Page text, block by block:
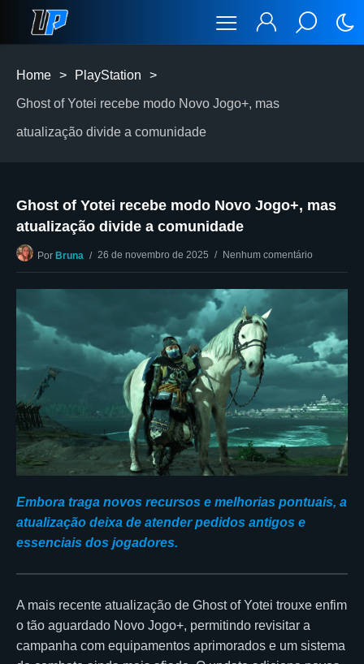
Home > PlayStation >
Ghost of Yotei recebe modo Novo Jogo+, mas
atualização divide a comunidade
Ghost of Yotei recebe modo Novo Jogo+, mas
atualização divide a comunidade
Por Bruna 26 de novembro de 2025 Nenhum comentário
Embora traga novos recursos e melhorias pontuais, a
atualização deixa de atender pedidos antigos e
essenciais dos jogadores.
A mais recente atualização de Ghost of Yotei trouxe enfim
o tão aguardado Novo Jogo+, permitindo revisitar a
campanha com equipamentos aprimorados e um sistema